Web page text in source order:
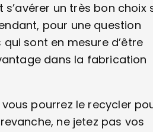
un très bon choix
pour une question
sont en mesure d’être
dans la fabrication
pourrez le recycler
ne jetez pas vos